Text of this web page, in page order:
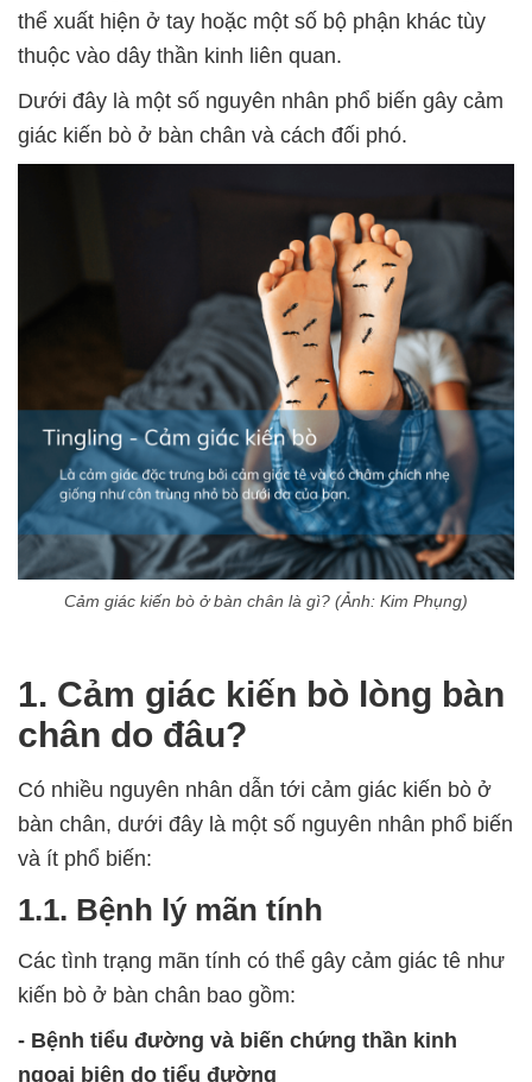
thể xuất hiện ở tay hoặc một số bộ phận khác tùy
thuộc vào dây thần kinh liên quan.
Dưới đây là một số nguyên nhân phổ biến gây cảm
giác kiến bò ở bàn chân và cách đối phó.
Cảm giác kiến bò ở bàn chân là gì? (Ảnh: Kim Phụng)
1. Cảm giác kiến bò lòng bàn
chân do đâu?
Có nhiều nguyên nhân dẫn tới cảm giác kiến bò ở
bàn chân, dưới đây là một số nguyên nhân phổ biến
và ít phổ biến:
1.1. Bệnh lý mãn tính
Các tình trạng mãn tính có thể gây cảm giác tê như
kiến bò ở bàn chân bao gồm:
- Bệnh tiểu đường và biến chứng thần kinh
ngoại biên do tiểu đường